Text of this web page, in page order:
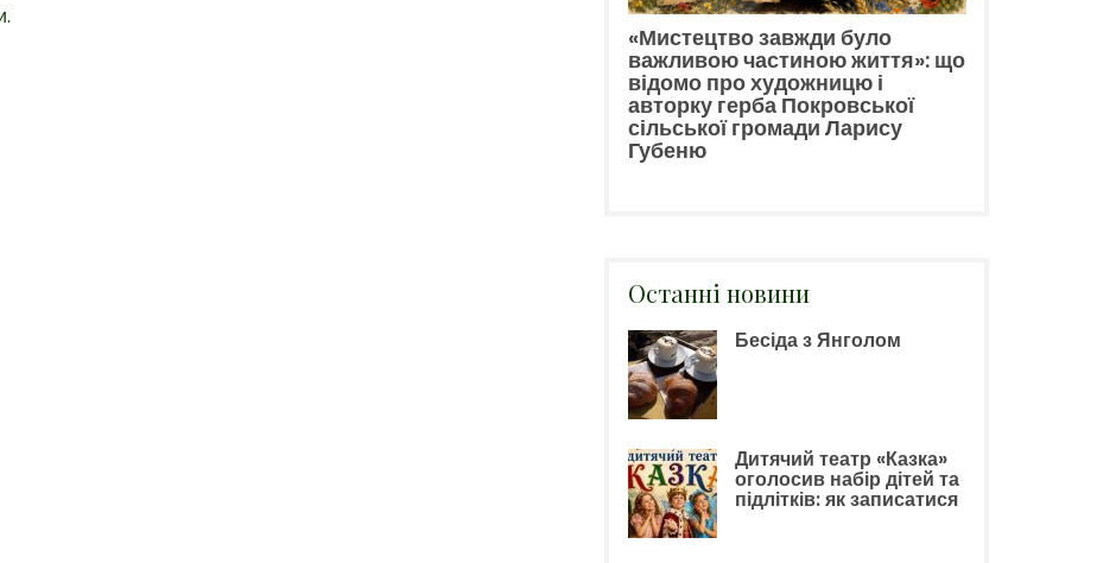
«Мистецтво завжди було
важливою частиною життя»: що
відомо про художницю і
авторку герба Покровської
сільської громади Ларису
Губеню
Останні новини
Бесіда з Янголом
Дитячий театр «Казка»
оголосив набір дітей та
підлітків: як записатися